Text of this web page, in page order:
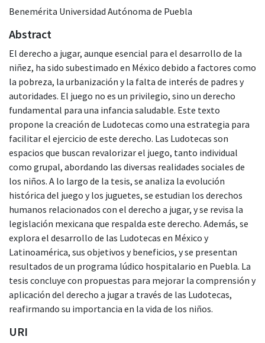
Benemérita Universidad Autónoma de Puebla
Abstract
El derecho a jugar, aunque esencial para el desarrollo de la
niñez, ha sido subestimado en México debido a factores como
la pobreza, la urbanización y la falta de interés de padres y
autoridades. El juego no es un privilegio, sino un derecho
fundamental para una infancia saludable. Este texto
propone la creación de Ludotecas como una estrategia para
facilitar el ejercicio de este derecho. Las Ludotecas son
espacios que buscan revalorizar el juego, tanto individual
como grupal, abordando las diversas realidades sociales de
los niños. A lo largo de la tesis, se analiza la evolución
histórica del juego y los juguetes, se estudian los derechos
humanos relacionados con el derecho a jugar, y se revisa la
legislación mexicana que respalda este derecho. Además, se
explora el desarrollo de las Ludotecas en México y
Latinoamérica, sus objetivos y beneficios, y se presentan
resultados de un programa lúdico hospitalario en Puebla. La
tesis concluye con propuestas para mejorar la comprensión y
aplicación del derecho a jugar a través de las Ludotecas,
reafirmando su importancia en la vida de los niños.
URI